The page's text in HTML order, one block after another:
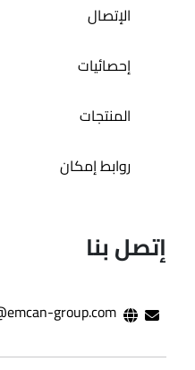
الإتصال
إحصائيات
المنتجات
روابط إمكان
إتصل بنا
group.com